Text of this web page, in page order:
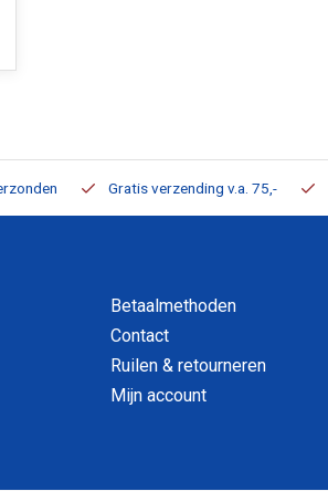
Gratis verzending v.a. 75,-
Betaalmethoden
Contact
Ruilen & retourneren
Mijn account